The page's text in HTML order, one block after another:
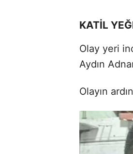
KATİL
Olay yeri
Aydın
Olayın